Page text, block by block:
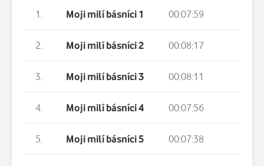
1. Moji milí básníci 1 00:07:59
2. Moji milí básníci 2 00:08:17
3. Moji milí básníci 3 00:08:11
4. Moji milí básníci 4 00:07:56
5. Moji milí básníci 5 00:07:38